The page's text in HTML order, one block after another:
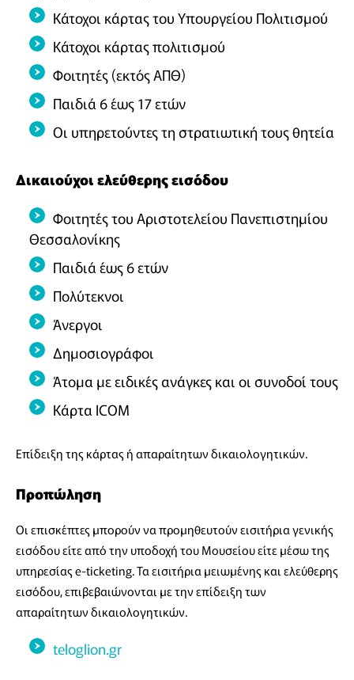
Κάτοχοι κάρτας του Υπουργείου Πολιτισμού
Κάτοχοι κάρτας πολιτισμού
Φοιτητές (εκτός ΑΠΘ)
Παιδιά 6 έως 17 ετών
Οι υπηρετούντες τη στρατιωτική τους θητεία
Δικαιούχοι ελεύθερης εισόδου
Φοιτητές του Αριστοτελείου Πανεπιστημίου
Θεσσαλονίκης
Παιδιά έως 6 ετών
Πολύτεκνοι
Άνεργοι
Δημοσιογράφοι
Άτομα με ειδικές ανάγκες και οι συνοδοί τους
Κάρτα ICOM
Επίδειξη της κάρτας ή απαραίτητων δικαιολογητικών.
Προπώληση
Οι επισκέπτες μπορούν να προμηθευτούν εισιτήρια γενικής
εισόδου είτε από την υποδοχή του Μουσείου είτε μέσω της
υπηρεσίας e-ticketing. Τα εισιτήρια μειωμένης και ελεύθερης
εισόδου, επιβεβαιώνονται με την επίδειξη των
απαραίτητων δικαιολογητικών.
teloglion.gr